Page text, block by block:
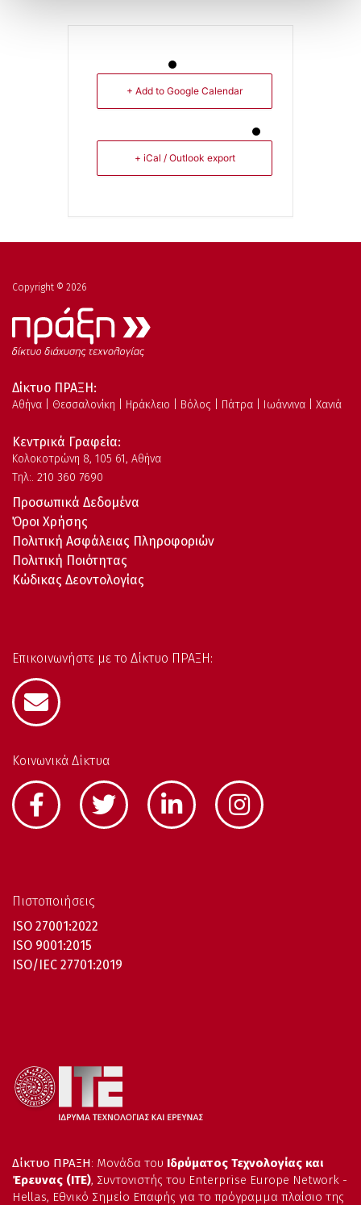
+ Add to Google Calendar
+ iCal / Outlook export
Copyright © 2026
Δίκτυο ΠΡΑΞΗ:
Αθήνα | Θεσσαλονίκη | Ηράκλειο | Βόλος | Πάτρα | Ιωάννινα | Χανιά
Κεντρικά Γραφεία:
Kολοκοτρώνη 8, 105 61, Αθήνα
Τηλ:. 210 360 7690
Προσωπικά Δεδομένα
Όροι Χρήσης
Πολιτική Ασφάλειας Πληροφοριών
Πολιτική Ποιότητας
Κώδικας Δεοντολογίας
Επικοινωνήστε με το Δίκτυο ΠΡΑΞΗ:
Κοινωνικά Δίκτυα
Πιστοποιήσεις
ISO 27001:2022
ISO 9001:2015
ISO/IEC 27701:2019
Δίκτυο ΠΡΑΞΗ: Μονάδα του Ιδρύματος Τεχνολογίας και
Έρευνας (ΙΤΕ), Συντονιστής του Enterprise Europe Network -
Hellas, Εθνικό Σημείο Επαφής για το πρόγραμμα πλαίσιο της